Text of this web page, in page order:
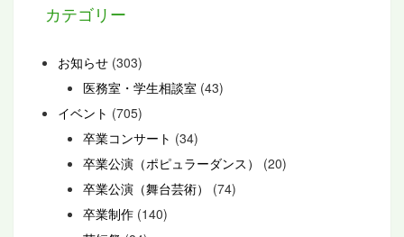
カテゴリー
お知らせ (303)
医務室・学生相談室 (43)
イベント (705)
卒業コンサート (34)
卒業公演（ポピュラーダンス）
(20)
卒業公演（舞台芸術）
(74)
卒業制作 (140)